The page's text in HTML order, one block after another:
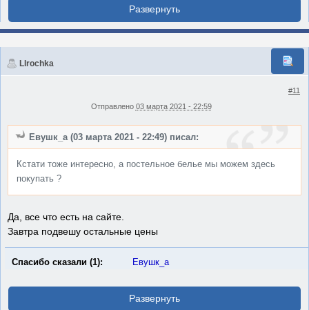
LIrochka
#11
Отправлено 03 марта 2021 - 22:59
Евушк_а (03 марта 2021 - 22:49) писал:
Кстати тоже интересно, а постельное белье мы можем здесь
покупать ?
Да, все что есть на сайте.
Завтра подвешу остальные цены
Спасибо сказали (1): Евушк_а